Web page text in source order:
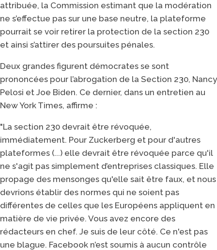
attribuée, la Commission estimant que la modération
ne s’effectue pas sur une base neutre, la plateforme
pourrait se voir retirer la protection de la section 230
et ainsi s’attirer des poursuites pénales.
Deux grandes figurent démocrates se sont
prononcées pour l’abrogation de la Section 230, Nancy
Pelosi et Joe Biden. Ce dernier, dans un entretien au
New York Times, affirme :
"La section 230 devrait être révoquée,
immédiatement. Pour Zuckerberg et pour d'autres
plateformes (...) elle devrait être révoquée parce qu'il
ne s'agit pas simplement d’entreprises classiques. Elle
propage des mensonges qu'elle sait être faux, et nous
devrions établir des normes qui ne soient pas
différentes de celles que les Européens appliquent en
matière de vie privée. Vous avez encore des
rédacteurs en chef. Je suis de leur côté. Ce n'est pas
une blague. Facebook n’est soumis à aucun contrôle